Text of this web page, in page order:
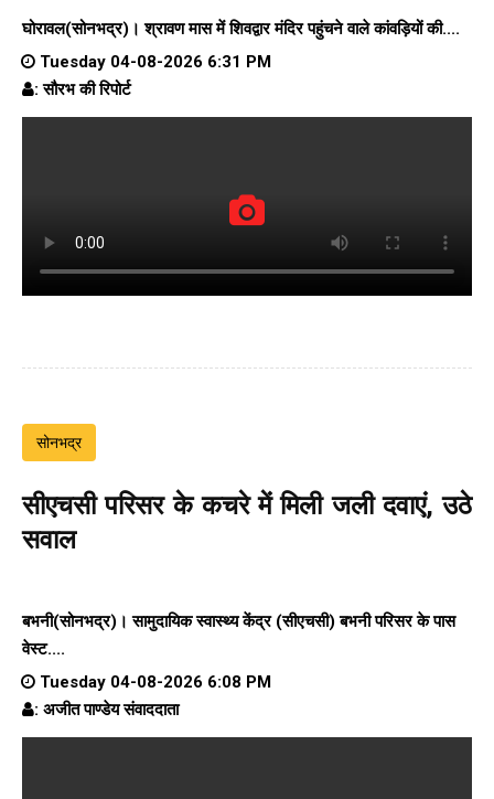
घोरावल(सोनभद्र)। श्रावण मास में शिवद्वार मंदिर पहुंचने वाले कांवड़ियों की....
Tuesday 04-08-2026 6:31 PM
: सौरभ की रिपोर्ट
सोनभद्र
सीएचसी परिसर के कचरे में मिली जली दवाएं, उठे
सवाल
बभनी(सोनभद्र)। सामुदायिक स्वास्थ्य केंद्र (सीएचसी) बभनी परिसर के पास
वेस्ट....
Tuesday 04-08-2026 6:08 PM
: अजीत पाण्डेय संवाददाता